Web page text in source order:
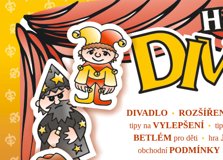
DIVADLO •
tipy naVYLEPŠENÍ •
BETLÉM pro děti • hra
obchodníPODMÍNKY